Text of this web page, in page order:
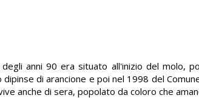
anni 90 era situato all'inizio del molo,
dipinse di arancione e poi nel 1998 del
anche di sera, popolato da coloro che